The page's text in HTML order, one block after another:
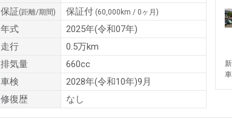
保証(距離/期間) 保証付(60,000km / 0ヶ月)
年式
2025年(令和07年)
走行
0.5万km
排気量
660cc
車検
2028年(令和10年)9月
修復歴
なし